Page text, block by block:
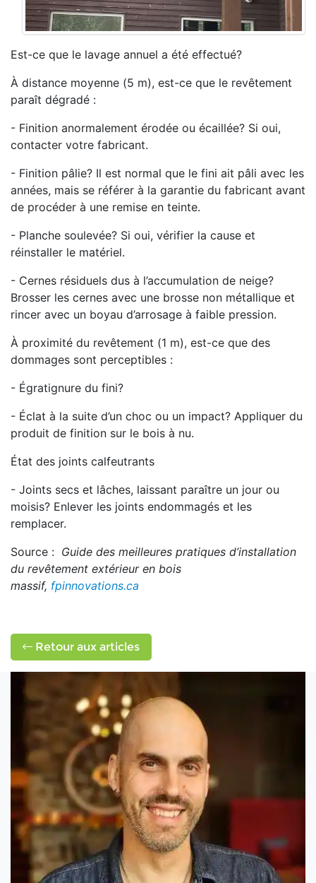
Est-ce que le lavage annuel a été effectué?
À distance moyenne (5 m), est-ce que le revêtement
paraît dégradé :
- Finition anormalement érodée ou écaillée? Si oui,
contacter votre fabricant.
- Finition pâlie? Il est normal que le fini ait pâli avec les
années, mais se référer à la garantie du fabricant avant
de procéder à une remise en teinte.
- Planche soulevée? Si oui, vérifier la cause et
réinstaller le matériel.
- Cernes résiduels dus à l’accumulation de neige?
Brosser les cernes avec une brosse non métallique et
rincer avec un boyau d’arrosage à faible pression.
À proximité du revêtement (1 m), est-ce que des
dommages sont perceptibles :
- Égratignure du fini?
- Éclat à la suite d’un choc ou un impact? Appliquer du
produit de finition sur le bois à nu.
État des joints calfeutrants
- Joints secs et lâches, laissant paraître un jour ou
moisis? Enlever les joints endommagés et les
remplacer.
Source : Guide des meilleures pratiques d’installation
du revêtement extérieur en bois
massif, fpinnovations.ca
Retour aux articles